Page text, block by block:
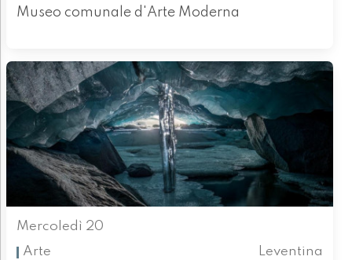
Museo comunale d'Arte Moderna
Mercoledì 20
Arte
Leventina